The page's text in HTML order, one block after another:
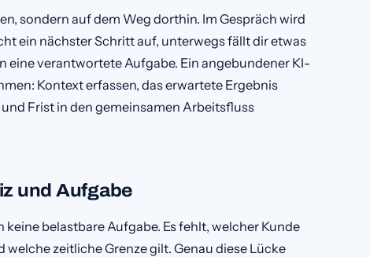
sondern auf dem Weg dorthin. Im Gespräch wird
ein nächster Schritt auf, unterwegs fällt dir etwas
eine verantwortete Aufgabe. Ein angebundener KI-
Kontext erfassen, das erwartete Ergebnis
Frist in den gemeinsamen Arbeitsfluss
und Aufgabe
belastbare Aufgabe. Es fehlt, welcher Kunde
zeitliche Grenze gilt. Genau diese Lücke